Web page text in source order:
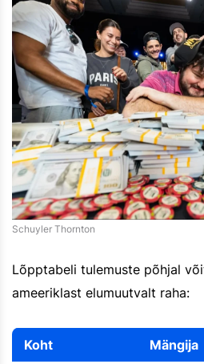
Schuyler Thornton
Lõpptabeli tulemuste põhjal
ameeriklast elumuutvalt raha:
Koht Mängija